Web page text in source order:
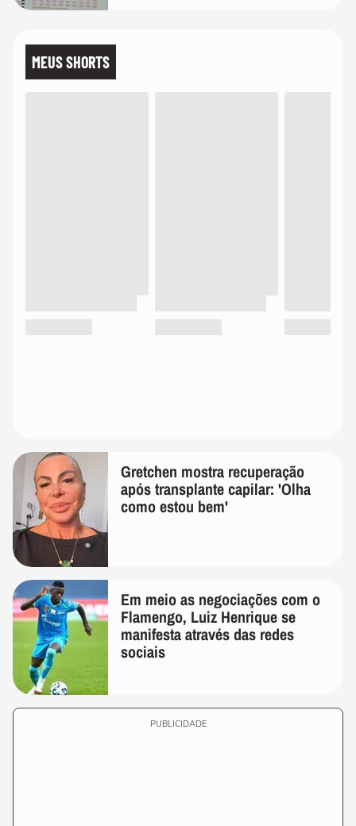
MEUS SHORTS
Gretchen mostra recuperação
após transplante capilar: 'Olha
como estou bem'
Em meio as negociações com o
Flamengo, Luiz Henrique se
manifesta através das redes
sociais
PUBLICIDADE